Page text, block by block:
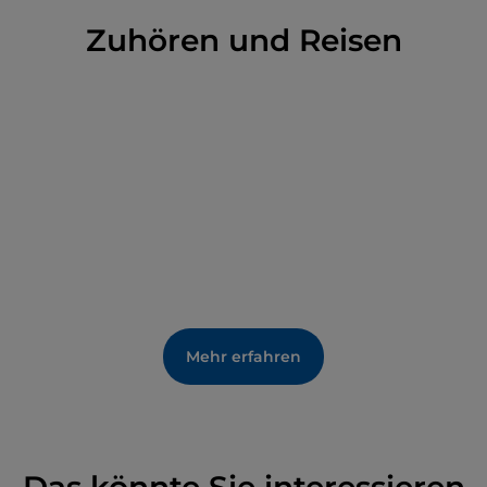
Zuhören und Reisen
Mehr erfahren